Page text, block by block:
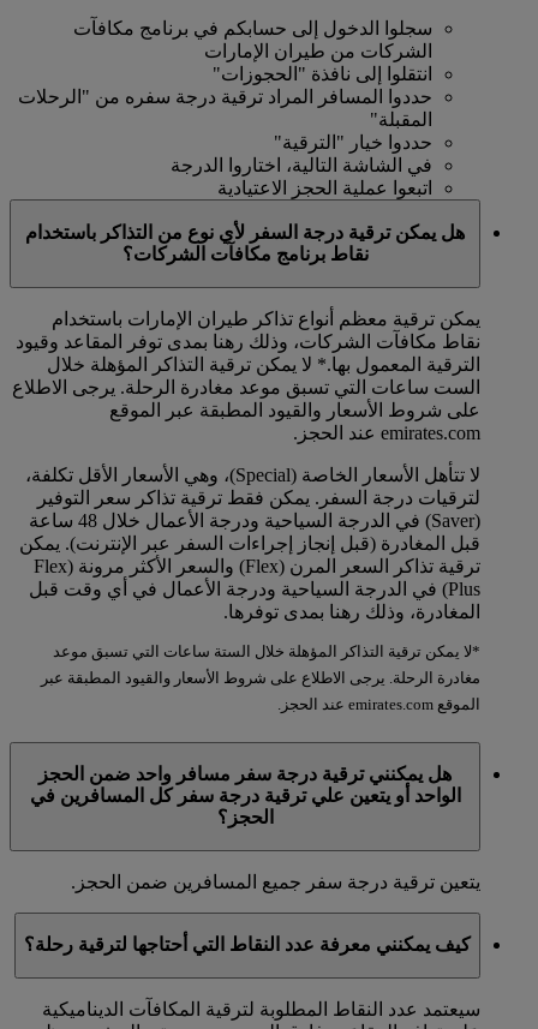
سجلوا الدخول إلى حسابكم في برنامج مكافآت
الشركات من طيران الإمارات
انتقلوا إلى نافذة "الحجوزات"
حددوا المسافر المراد ترقية درجة سفره من "الرحلات
المقبلة"
حددوا خيار "الترقية"
في الشاشة التالية، اختاروا الدرجة
اتبعوا عملية الحجز الاعتيادية
هل يمكن ترقية درجة السفر لأي نوع من التذاكر باستخدام
نقاط برنامج مكافآت الشركات؟
يمكن ترقية معظم أنواع تذاكر طيران الإمارات باستخدام
نقاط مكافآت الشركات، وذلك رهنا بمدى توفر المقاعد وقيود
الترقية المعمول بها.* لا يمكن ترقية التذاكر المؤهلة خلال
الست ساعات التي تسبق موعد مغادرة الرحلة. يرجى الاطلاع
على شروط الأسعار والقيود المطبقة عبر الموقع
emirates.com عند الحجز.
لا تتأهل الأسعار الخاصة (Special)، وهي الأسعار الأقل تكلفة،
لترقيات درجة السفر. يمكن فقط ترقية تذاكر سعر التوفير
(Saver) في الدرجة السياحية ودرجة الأعمال خلال 48 ساعة
قبل المغادرة (قبل إنجاز إجراءات السفر عبر الإنترنت). يمكن
ترقية تذاكر السعر المرن (Flex) والسعر الأكثر مرونة (Flex
Plus) في الدرجة السياحية ودرجة الأعمال في أي وقت قبل
المغادرة، وذلك رهنا بمدى توفرها.
*لا يمكن ترقية التذاكر المؤهلة خلال الستة ساعات التي تسبق موعد
مغادرة الرحلة. يرجى الاطلاع على شروط الأسعار والقيود المطبقة عبر
الموقع emirates.com عند الحجز.
هل يمكنني ترقية درجة سفر مسافر واحد ضمن الحجز
الواحد أو يتعين علي ترقية درجة سفر كل المسافرين في
الحجز؟
يتعين ترقية درجة سفر جميع المسافرين ضمن الحجز.
كيف يمكنني معرفة عدد النقاط التي أحتاجها لترقية رحلة؟
سيعتمد عدد النقاط المطلوبة لترقية المكافآت الديناميكية